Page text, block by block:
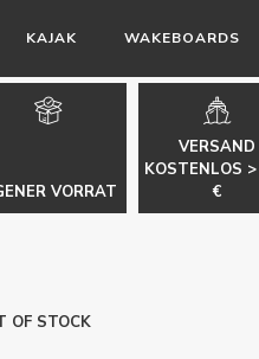
KAJAK WAKEBOARDS
VORRAT
VERSAND
KOSTENLOS
€
OF STOCK